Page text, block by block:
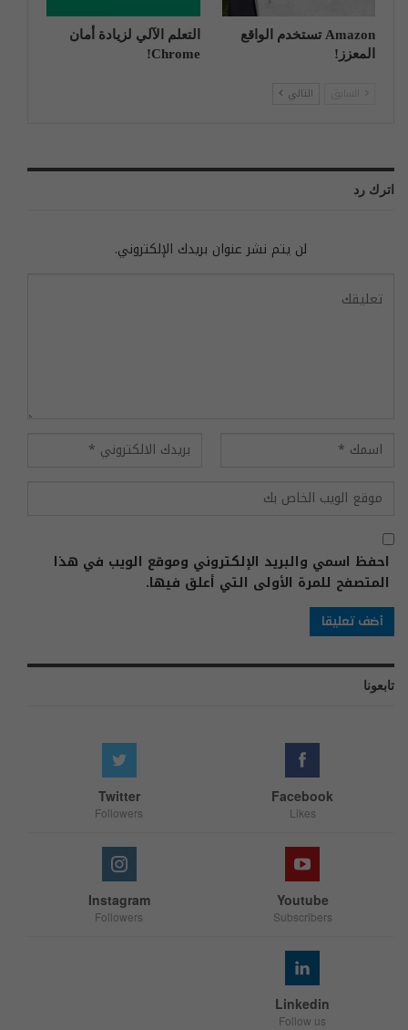
Amazon تستخدم الواقع
المعزز!
التعلم الآلي لزيادة أمان
Chrome!
التالي
اترك رد
لن يتم نشر عنوان بريدك الإلكتروني.
احفظ اسمي والبريد الإلكتروني وموقع الويب في هذا
المتصفح للمرة الأولى التي أعلق فيها.
تابعونا
Facebook
Likes
Twitter
Followers
Youtube
Subscribers
Instagram
Followers
Linkedin
Follow us